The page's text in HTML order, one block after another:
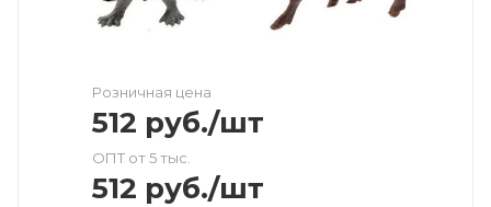
Розничная цена
512 руб./шт
ОПТ от 5 тыс.
512 руб./шт